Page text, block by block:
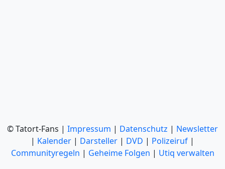
© Tatort-Fans | Impressum | Datenschutz | Newsletter
| Kalender | Darsteller | DVD | Polizeiruf |
Communityregeln | Geheime Folgen | Utiq verwalten